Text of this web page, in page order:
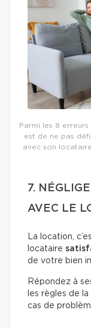
Parmi les 8
est de ne pas
avec son
7.
AVEC LE
La location,
locataire
de votre bien
Répondez à
les règles de
cas de